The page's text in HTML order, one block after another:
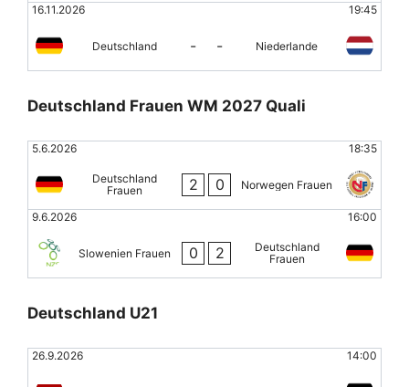
16.11.2026 19:45
Deutschland - - Niederlande
Deutschland Frauen WM 2027 Quali
5.6.2026 18:35
Deutschland
Frauen
2 0 Norwegen Frauen
9.6.2026 16:00
Slowenien Frauen 0 2
Deutschland
Frauen
Deutschland U21
26.9.2026 14:00